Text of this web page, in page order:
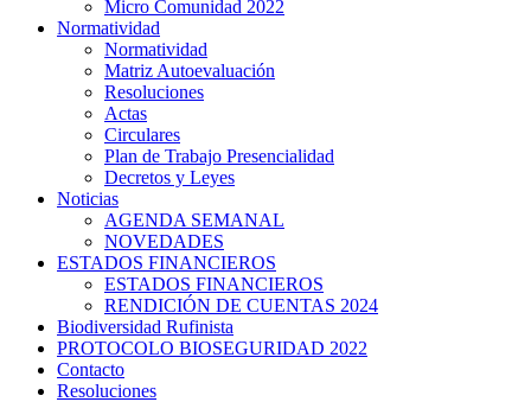
Micro Comunidad 2022
Normatividad
Normatividad
Matriz Autoevaluación
Resoluciones
Actas
Circulares
Plan de Trabajo Presencialidad
Decretos y Leyes
Noticias
AGENDA SEMANAL
NOVEDADES
ESTADOS FINANCIEROS
ESTADOS FINANCIEROS
RENDICIÓN DE CUENTAS 2024
Biodiversidad Rufinista
PROTOCOLO BIOSEGURIDAD 2022
Contacto
Resoluciones